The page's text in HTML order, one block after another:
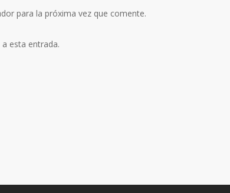
para la próxima vez que comente.
esta entrada.